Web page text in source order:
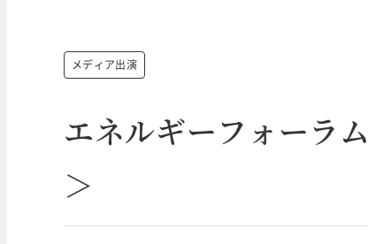
メディア出演
エネルギーフォーラ
＞